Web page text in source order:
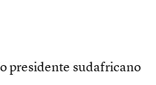
presidente sudafricano